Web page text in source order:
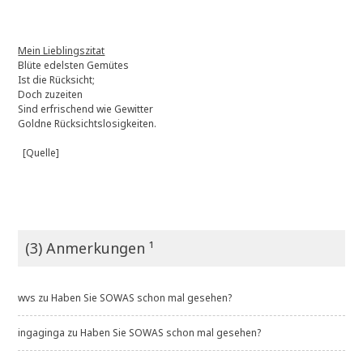
Mein Lieblingszitat
Blüte edelsten Gemütes
Ist die Rücksicht;
Doch zuzeiten
Sind erfrischend wie Gewitter
Goldne Rücksichtslosigkeiten.
[Quelle]
(3) Anmerkungen ¹
wvs zuHaben Sie SOWAS schon mal gesehen?
ingaginga zuHaben Sie SOWAS schon mal gesehen?